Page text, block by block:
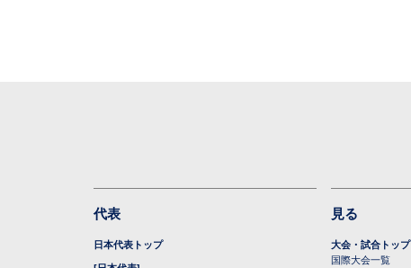
代表
日本代表トップ
見る
大会・試合トップ
国際大会一覧